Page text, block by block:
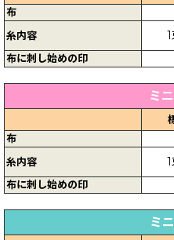
布
糸内容
布に刺し始めの印
ミ
布
糸内容
布に刺し始めの印
ミ